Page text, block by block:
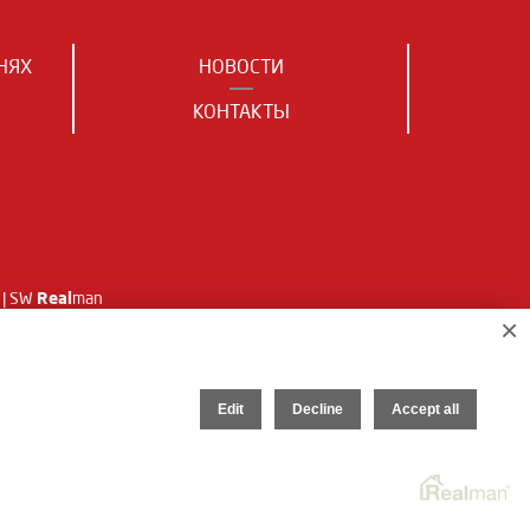
НОВОСТИ
КОНТАКТЫ
| SW Realman
×
Edit Decline Accept all